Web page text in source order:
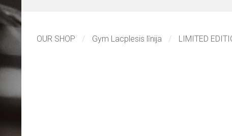
OUR SHOP Gym Lacplesis līnija LIMITED